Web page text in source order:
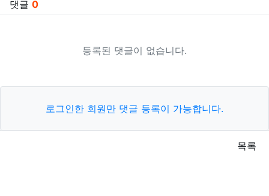
댓글 0
등록된 댓글이 없습니다.
로그인한 회원만 댓글 등록이 가능합니다.
목록